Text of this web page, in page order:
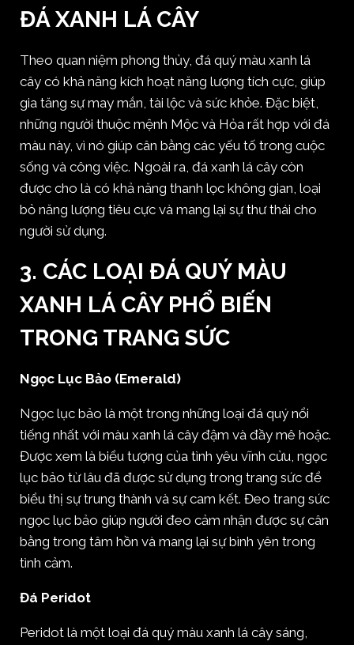
ĐÁ XANH LÁ CÂY
Theo quan niệm phong thủy, đá quý màu xanh lá
cây có khả năng kích hoạt năng lượng tích cực, giúp
gia tăng sự may mắn, tài lộc và sức khỏe. Đặc biệt,
những người thuộc mệnh Mộc và Hỏa rất hợp với đá
màu này, vì nó giúp cân bằng các yếu tố trong cuộc
sống và công việc. Ngoài ra, đá xanh lá cây còn
được cho là có khả năng thanh lọc không gian, loại
bỏ năng lượng tiêu cực và mang lại sự thư thái cho
người sử dụng.
3. CÁC LOẠI ĐÁ QUÝ MÀU
XANH LÁ CÂY PHỔ BIẾN
TRONG TRANG SỨC
Ngọc Lục Bảo (Emerald)
Ngọc lục bảo là một trong những loại đá quý nổi
tiếng nhất với màu xanh lá cây đậm và đầy mê hoặc.
Được xem là biểu tượng của tình yêu vĩnh cửu, ngọc
lục bảo từ lâu đã được sử dụng trong trang sức để
biểu thị sự trung thành và sự cam kết. Đeo trang sức
ngọc lục bảo giúp người đeo cảm nhận được sự cân
bằng trong tâm hồn và mang lại sự bình yên trong
tình cảm.
Đá Peridot
Peridot là một loại đá quý màu xanh lá cây sáng,